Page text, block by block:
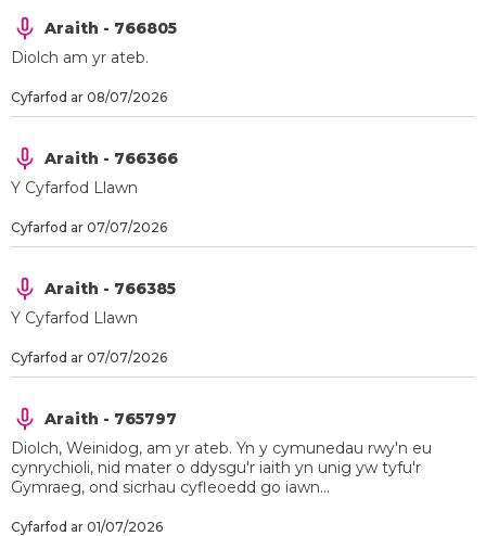
Araith - 766805
Diolch am yr ateb.
Cyfarfod ar 08/07/2026
Araith - 766366
Y Cyfarfod Llawn
Cyfarfod ar 07/07/2026
Araith - 766385
Y Cyfarfod Llawn
Cyfarfod ar 07/07/2026
Araith - 765797
Diolch, Weinidog, am yr ateb. Yn y cymunedau rwy'n eu
cynrychioli, nid mater o ddysgu'r iaith yn unig yw tyfu'r
Gymraeg, ond sicrhau cyfleoedd go iawn...
Cyfarfod ar 01/07/2026